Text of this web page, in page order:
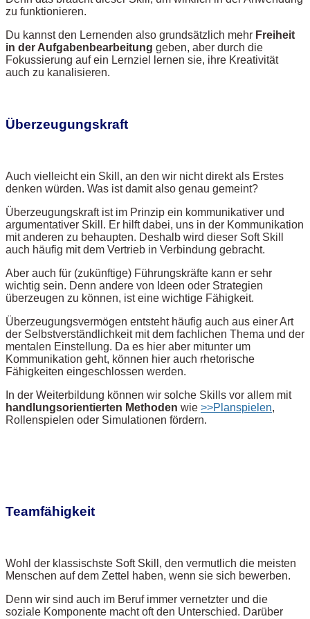
zu funktionieren.
Du kannst den Lernenden also grundsätzlich mehr Freiheit
in der Aufgabenbearbeitung geben, aber durch die
Fokussierung auf ein Lernziel lernen sie, ihre Kreativität
auch zu kanalisieren.
Überzeugungskraft
Auch vielleicht ein Skill, an den wir nicht direkt als Erstes
denken würden. Was ist damit also genau gemeint?
Überzeugungskraft ist im Prinzip ein kommunikativer und
argumentativer Skill. Er hilft dabei, uns in der Kommunikation
mit anderen zu behaupten. Deshalb wird dieser Soft Skill
auch häufig mit dem Vertrieb in Verbindung gebracht.
Aber auch für (zukünftige) Führungskräfte kann er sehr
wichtig sein. Denn andere von Ideen oder Strategien
überzeugen zu können, ist eine wichtige Fähigkeit.
Überzeugungsvermögen entsteht häufig auch aus einer Art
der Selbstverständlichkeit mit dem fachlichen Thema und der
mentalen Einstellung. Da es hier aber mitunter um
Kommunikation geht, können hier auch rhetorische
Fähigkeiten eingeschlossen werden.
In der Weiterbildung können wir solche Skills vor allem mit
handlungsorientierten Methoden wie >>Planspielen,
Rollenspielen oder Simulationen fördern.
Teamfähigkeit
Wohl der klassischste Soft Skill, den vermutlich die meisten
Menschen auf dem Zettel haben, wenn sie sich bewerben.
Denn wir sind auch im Beruf immer vernetzter und die
soziale Komponente macht oft den Unterschied. Darüber